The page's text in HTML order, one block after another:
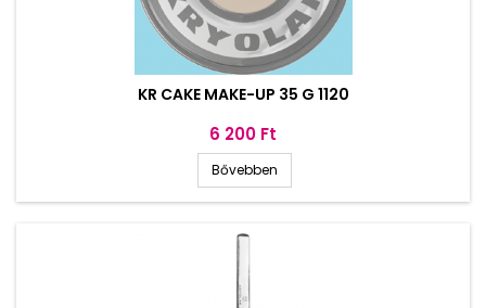
KR CAKE MAKE-UP 35 G 1120
Ár
6 200 Ft
Bővebben